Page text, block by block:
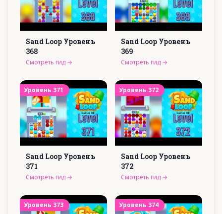
Sand Loop Уровень
368
Смотреть гид →
Sand Loop Уровень
369
Смотреть гид →
Уровень 371
Sand Loop Уровень
371
Смотреть гид →
Уровень 372
Sand Loop Уровень
372
Смотреть гид →
Уровень 373 Уровень 374